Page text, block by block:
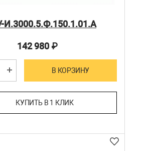
И.3000.5.Ф.150.1.01.А
142 980₽
В КОРЗИНУ
КУПИТЬ В 1 КЛИК